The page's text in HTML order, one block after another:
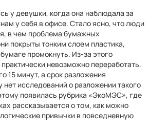
у девушки, когда она наблюдала за
у себя в офисе. Стало ясно, что люди
в чем проблема бумажных
покрыты тонким слоем пластика,
промокнуть. Из-за этого
невозможно переработать.
15 минут, а срок разложения
нет исследований о разложении такого
появилась рубрика «ЭкоМЭС», где
рассказывается о том, как можно
привычки в повседневную